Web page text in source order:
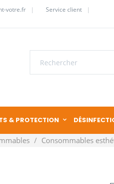
votre.fr Service client
& PROTECTION
Consommables